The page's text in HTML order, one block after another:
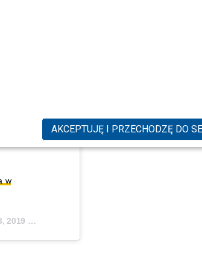
AKCEPTUJĘ I PRZECHODZĘ DO
w
8:27am PST